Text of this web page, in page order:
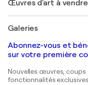
Marc Chagall
Banksy
Mr. Brainwash
Shepard Fairey
Œuvres d'art à vendre
Tableaux abstraits à
Peintures de paysage
Estampes
Peintures acryliques
Galeries
Galeries d'art en
Galeries d'art en
Abonnez-vous et
sur votre première
Nouvelles œuvres,
fonctionnalités